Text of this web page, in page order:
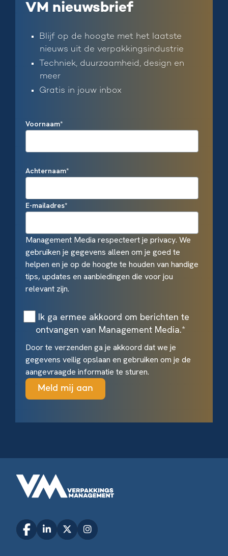
VM nieuwsbrief
Blijf op de hoogte met het laatste
nieuws uit de verpakkingsindustrie
Techniek, duurzaamheid, design en
meer
Gratis in jouw inbox
Voornaam*
Achternaam*
E-mailadres*
Management Media respecteert je privacy. We
gebruiken je gegevens alleen om je goed te
helpen en je op de hoogte te houden van handige
tips, updates en aanbiedingen die voor jou
relevant zijn.
Ik ga ermee akkoord om berichten te
ontvangen van Management Media.*
Door te verzenden ga je akkoord dat we je
gegevens veilig opslaan en gebruiken om je de
aangevraagde informatie te sturen.